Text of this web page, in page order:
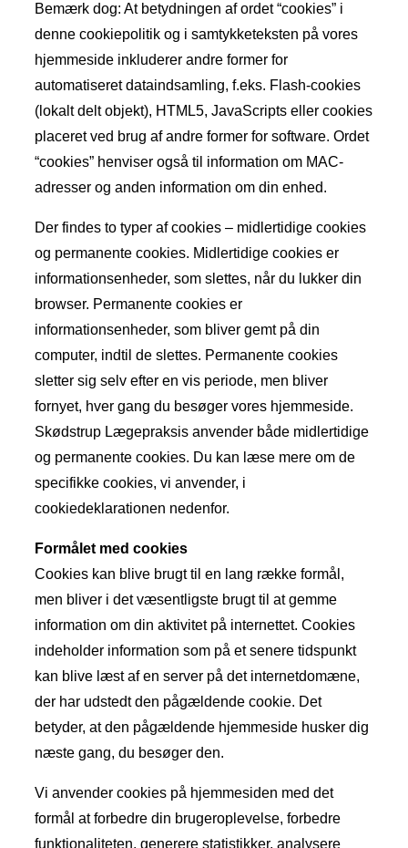
Bemærk dog: At betydningen af ordet “cookies” i
denne cookiepolitik og i samtykketeksten på vores
hjemmeside inkluderer andre former for
automatiseret dataindsamling, f.eks. Flash-cookies
(lokalt delt objekt), HTML5, JavaScripts eller cookies
placeret ved brug af andre former for software. Ordet
“cookies” henviser også til information om MAC-
adresser og anden information om din enhed.
Der findes to typer af cookies – midlertidige cookies
og permanente cookies. Midlertidige cookies er
informationsenheder, som slettes, når du lukker din
browser. Permanente cookies er
informationsenheder, som bliver gemt på din
computer, indtil de slettes. Permanente cookies
sletter sig selv efter en vis periode, men bliver
fornyet, hver gang du besøger vores hjemmeside.
Skødstrup Lægepraksis anvender både midlertidige
og permanente cookies. Du kan læse mere om de
specifikke cookies, vi anvender, i
cookiedeklarationen nedenfor.
Formålet med cookies
Cookies kan blive brugt til en lang række formål,
men bliver i det væsentligste brugt til at gemme
information om din aktivitet på internettet. Cookies
indeholder information som på et senere tidspunkt
kan blive læst af en server på det internetdomæne,
der har udstedt den pågældende cookie. Det
betyder, at den pågældende hjemmeside husker dig
næste gang, du besøger den.
Vi anvender cookies på hjemmesiden med det
formål at forbedre din brugeroplevelse, forbedre
funktionaliteten, generere statistikker, analysere